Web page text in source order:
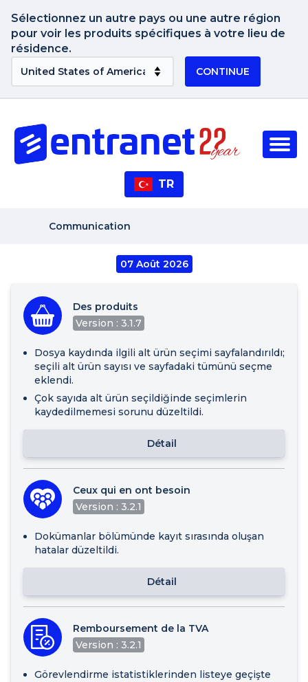
Sélectionnez un autre pays ou une autre région
pour voir les produits spécifiques à votre lieu de
résidence.
CONTINUE
TR
Communication
07 Août 2026
Des produits
Version : 3.1.7
Dosya kaydında ilgili alt ürün seçimi sayfalandırıldı;
seçili alt ürün sayısı ve sayfadaki tümünü seçme
eklendi.
Çok sayıda alt ürün seçildiğinde seçimlerin
kaydedilmemesi sorunu düzeltildi.
Détail
Ceux qui en ont besoin
Version : 3.2.1
Dokümanlar bölümünde kayıt sırasında oluşan
hatalar düzeltildi.
Détail
Remboursement de la TVA
Version : 3.2.1
Görevlendirme istatistiklerinden listeye geçişte